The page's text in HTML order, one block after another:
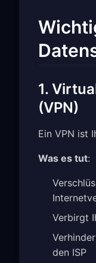
1.
(VPN)
Ein VPN ist
Was es tut:
Verbirgt
den ISP